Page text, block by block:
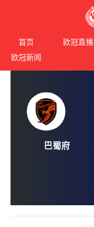
首页 欧冠直播
欧冠新闻